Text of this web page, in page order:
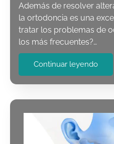
Además de resolver
la ortodoncia es una
tratar los problemas de
los más frecuentes?…
Continuar leyendo